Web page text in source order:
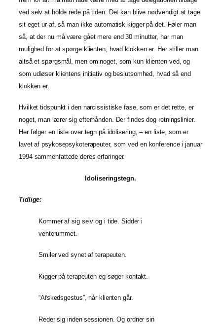
ved selv at holde rede på tiden. Det kan blive nødvendigt at tage
sit eget ur af, så man ikke automatisk kigger på det. Føler man
så, at der nu må være gået mere end 30 minutter, har man
mulighed for at spørge klienten, hvad klokken er. Her stiller man
altså et spørgsmål, men om noget, som kun klienten ved, og
som udløser klientens initiativ og beslutsomhed, hvad så end
klokken er.
Hvilket tidspunkt i den narcissistiske fase, som er det rette, er
noget, man lærer sig efterhånden. Der findes dog retningslinier.
Her følger en liste over tegn på idolisering, – en liste, som er
lavet af psykosepsykoterapeuter, som ved en konference i januar
1994 sammenfattede deres erfaringer.
Idoliseringstegn.
Tidlige:
Kommer af sig selv og i tide. Sidder i
venterummet.
Smiler ved synet af terapeuten.
Kigger på terapeuten eg søger kontakt.
“Afskedsgestus”, når klienten går.
Reder sig inden sessionen. Og ordner sin